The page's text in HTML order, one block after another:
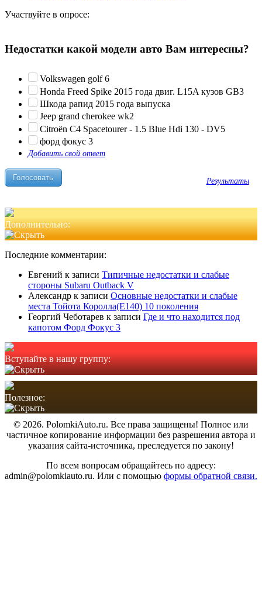
Участвуйте в опросе:
Недостатки какой модели авто Вам интересны?
Volkswagen golf 6
Honda Freed Spike 2015 года двиг. L15A кузов GB3
Шкода рапид 2015 года выпуска
Jeep grand cherokee wk2
Citroën C4 Spacetourer - 1.5 Blue Hdi 130 - DV5
форд фокус 3
Добавить свой ответ
Результаты
Дополнительно:
Последние комментарии:
Евгений к записи Типичные недостатки и слабые
стороны Subaru Outback V
Александр к записи Основные недостатки и слабые
места Тойота Королла(Е140) 10 поколения
Георгий Чеботарев к записи Где и что находится под
капотом Форд Фокус 3
Вступайте в нашу группу:
Полезное:
© 2026. PolomkiAuto.ru. Все права защищены! Полное или
частичное копирование информации без разрешения автора и
указания сайта-источника, преследуется по закону!
По всем вопросам обращайтесь по адресу:
admin@polomkiauto.ru. Или с помощью формы обратной связи.